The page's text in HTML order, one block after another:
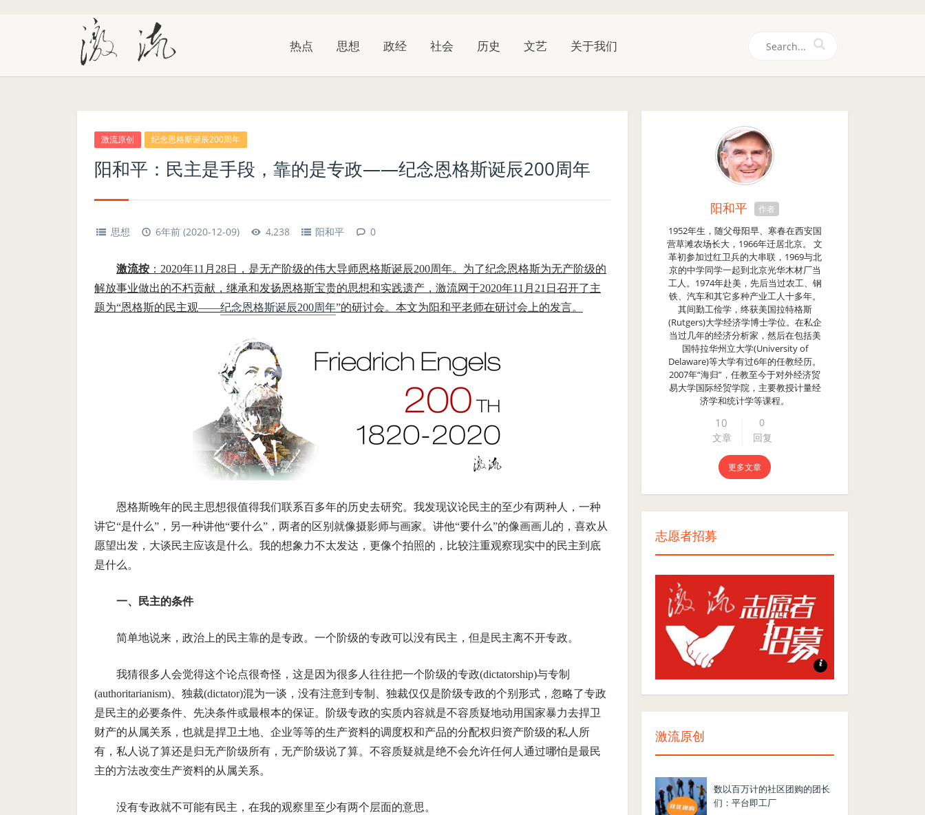
热点 思想 政经 社会 历史 文艺 关于我们
激流原创 纪念恩格斯诞辰200周年
阳和平：民主是手段，靠的是专政——纪念恩格斯诞辰200周年
思想 6年前 (2020-12-09) 4,238 阳和平 0
激流按 ： 2020年11月28日，是无产阶级的伟大导师恩格斯诞辰200周年。为了纪念恩格斯为无产阶级的
解放事业做出的不朽贡献，继承和发扬恩格斯宝贵的思想和实践遗产，激流网于2020年11月21日召开了主
题为“恩格斯的民主观——纪念恩格斯诞辰200周年”的研讨会。本文为阳和平老师在研讨会上的发言。
恩格斯晚年的民主思想很值得我们联系百多年的历史去研究。我发现议论民主的至少有两种人，一种
讲它“是什么”，另一种讲他“要什么”，两者的区别就像摄影师与画家。讲他“要什么”的像画画儿的，喜欢从
愿望出发，大谈民主应该是什么。我的想象力不太发达，更像个拍照的，比较注重观察现实中的民主到底
是什么。
一、民主的条件
简单地说来，政治上的民主靠的是专政。一个阶级的专政可以没有民主，但是民主离不开专政。
我猜很多人会觉得这个论点很奇怪，这是因为很多人往往把一个阶级的专政(dictatorship)与专制
(authoritarianism)、独裁(dictator)混为一谈，没有注意到专制、独裁仅仅是阶级专政的个别形式，忽略了专政
是民主的必要条件、先决条件或最根本的保证。阶级专政的实质内容就是不容质疑地动用国家暴力去捍卫
财产的从属关系，也就是捍卫土地、企业等等的生产资料的调度权和产品的分配权归资产阶级的私人所
有，私人说了算还是归无产阶级所有，无产阶级说了算。不容质疑就是绝不会允许任何人通过哪怕是最民
主的方法改变生产资料的从属关系。
没有专政就不可能有民主，在我的观察里至少有两个层面的意思。
阳和平 作者
1952年生，随父母阳早、寒春在西安国
营草滩农场长大，1966年迁居北京。 文
革初参加过红卫兵的大串联，1969与北
京的中学同学一起到北京光华木材厂当
工人。1974年赴美，先后当过农工、钢
铁、汽车和其它多种产业工人十多年。
其间勤工俭学，终获美国拉特格斯
(Rutgers)大学经济学博士学位。在私企
当过几年的经济分析家，然后在包括美
国特拉华州立大学(University of
Delaware)等大学有过6年的任教经历。
2007年“海归”，任教至今于对外经济贸
易大学国际经贸学院，主要教授计量经
济学和统计学等课程。
10
文章
0
回复
更多文章
志愿者招募
志愿者招募
激流原创
数以百万计的社区团购的团长
们：平台即工厂